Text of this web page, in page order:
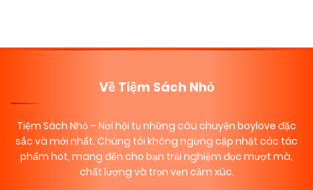
Về Tiệm Sách Nhỏ
Tiệm Sách Nhỏ – Nơi hội tụ những câu chuyện boylove đặc
sắc và mới nhất. Chúng tôi không ngừng cập nhật các tác
phẩm hot, mang đến cho bạn trải nghiệm đọc mượt mà,
chất lượng và trọn vẹn cảm xúc.